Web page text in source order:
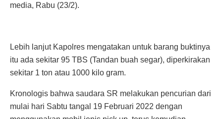
media, Rabu (23/2).
Lebih lanjut Kapolres mengatakan untuk barang buktinya
itu ada sekitar 95 TBS (Tandan buah segar), diperkirakan
sekitar 1 ton atau 1000 kilo gram.
Kronologis bahwa saudara SR melakukan pencurian dari
mulai hari Sabtu tangal 19 Februari 2022 dengan